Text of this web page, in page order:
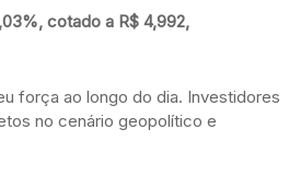
cotado a R$ 4,992,
força ao longo do dia. Investidores
no cenário geopolítico e